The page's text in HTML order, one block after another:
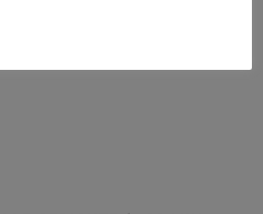
kannst Du auch mit